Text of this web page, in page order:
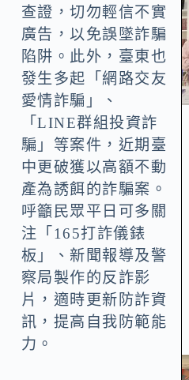
查證，切勿輕信不實
廣告，以免誤墜詐騙
陷阱。此外，臺東也
發生多起「網路交友
愛情詐騙」、
「LINE群組投資詐
騙」等案件，近期臺
中更破獲以高額不動
產為誘餌的詐騙案。
呼籲民眾平日可多關
注「165打詐儀錶
板」、新聞報導及警
察局製作的反詐影
片，適時更新防詐資
訊，提高自我防範能
力。